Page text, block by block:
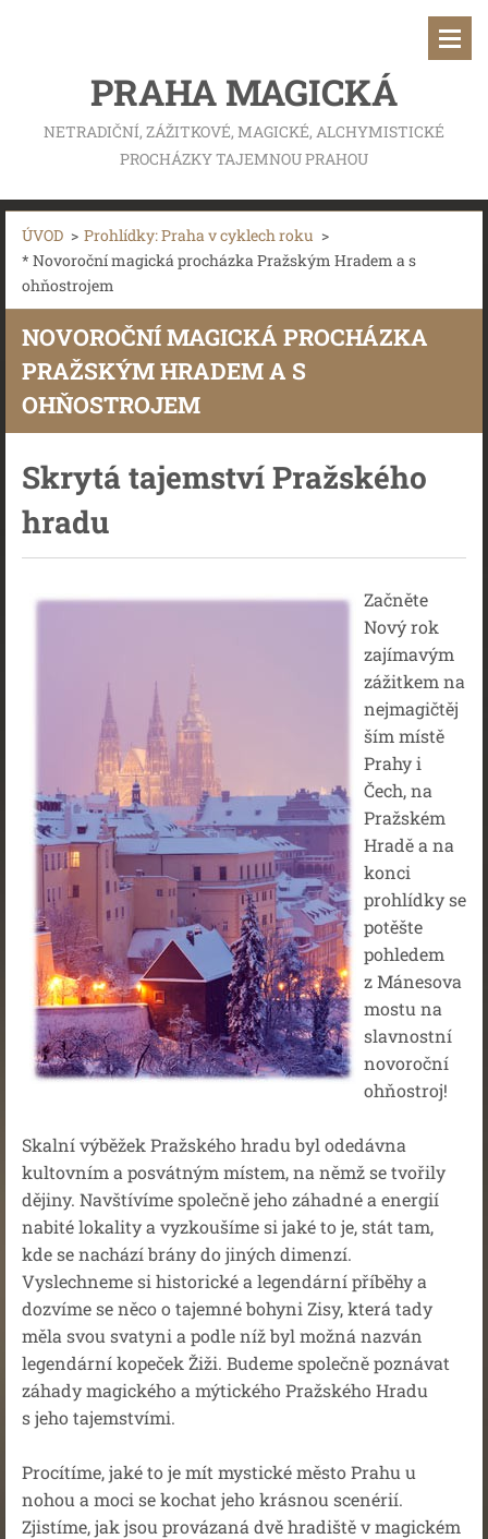
PRAHA MAGICKÁ
NETRADIČNÍ, ZÁŽITKOVÉ, MAGICKÉ, ALCHYMISTICKÉ
PROCHÁZKY TAJEMNOU PRAHOU
ÚVOD > Prohlídky: Praha v cyklech roku >
* Novoroční magická procházka Pražským Hradem a s
ohňostrojem
NOVOROČNÍ MAGICKÁ PROCHÁZKA
PRAŽSKÝM HRADEM A S
OHŇOSTROJEM
Skrytá tajemství Pražského
hradu
Začněte
Nový rok
zajímavým
zážitkem na
nejmagičtěj
ším místě
Prahy i
Čech, na
Pražském
Hradě a na
konci
prohlídky se
potěšte
pohledem
z Mánesova
mostu na
slavnostní
novoroční
ohňostroj!
Skalní výběžek Pražského hradu byl odedávna
kultovním a posvátným místem, na němž se tvořily
dějiny. Navštívíme společně jeho záhadné a energií
nabité lokality a vyzkoušíme si jaké to je, stát tam,
kde se nachází brány do jiných dimenzí.
Vyslechneme si historické a legendární příběhy a
dozvíme se něco o tajemné bohyni Zisy, která tady
měla svou svatyni a podle níž byl možná nazván
legendární kopeček Žiži. Budeme společně poznávat
záhady magického a mýtického Pražského Hradu
s jeho tajemstvími.
Procítíme, jaké to je mít mystické město Prahu u
nohou a moci se kochat jeho krásnou scenérií.
Zjistíme, jak jsou provázaná dvě hradiště v magickém